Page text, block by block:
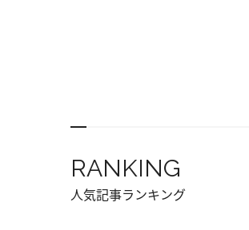
RANKING
人気記事ランキング